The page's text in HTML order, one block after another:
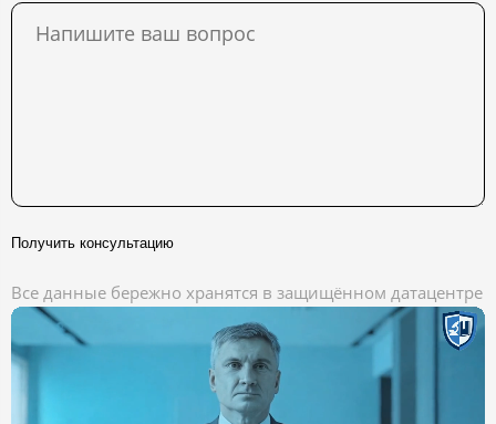
Получить консультацию
Все данные бережно хранятся в защищённом датацентре